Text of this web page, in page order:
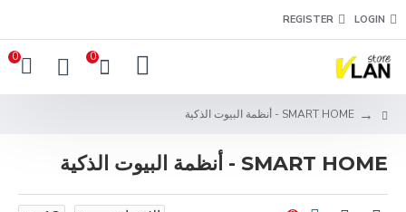
LOGIN
REGISTER
0
0
SMART HOME - أنظمة البيوت الذكية
SMART HOME - أنظمة البيوت الذكية